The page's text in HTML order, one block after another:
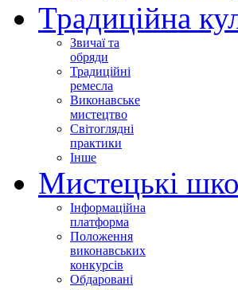
Традиційна
Звичаї та
обряди
Традиційні
ремесла
Виконавське
мистецтво
Світоглядні
практики
Інше
Мистецькі
Інформаційна
платформа
Положення
виконавських
конкурсів
Обдаровані